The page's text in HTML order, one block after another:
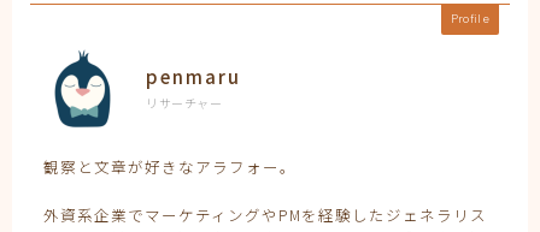
Profile
penmaru
リサーチャー
観察と文章が好きなアラフォー。
外資系企業でマーケティングやPMを経験したジェネラリス